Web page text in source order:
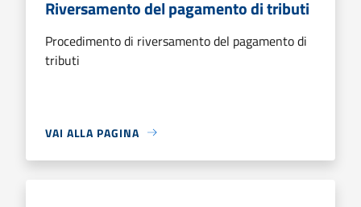
Riversamento del pagamento di tributi
Procedimento di riversamento del pagamento di
tributi
VAI ALLA PAGINA